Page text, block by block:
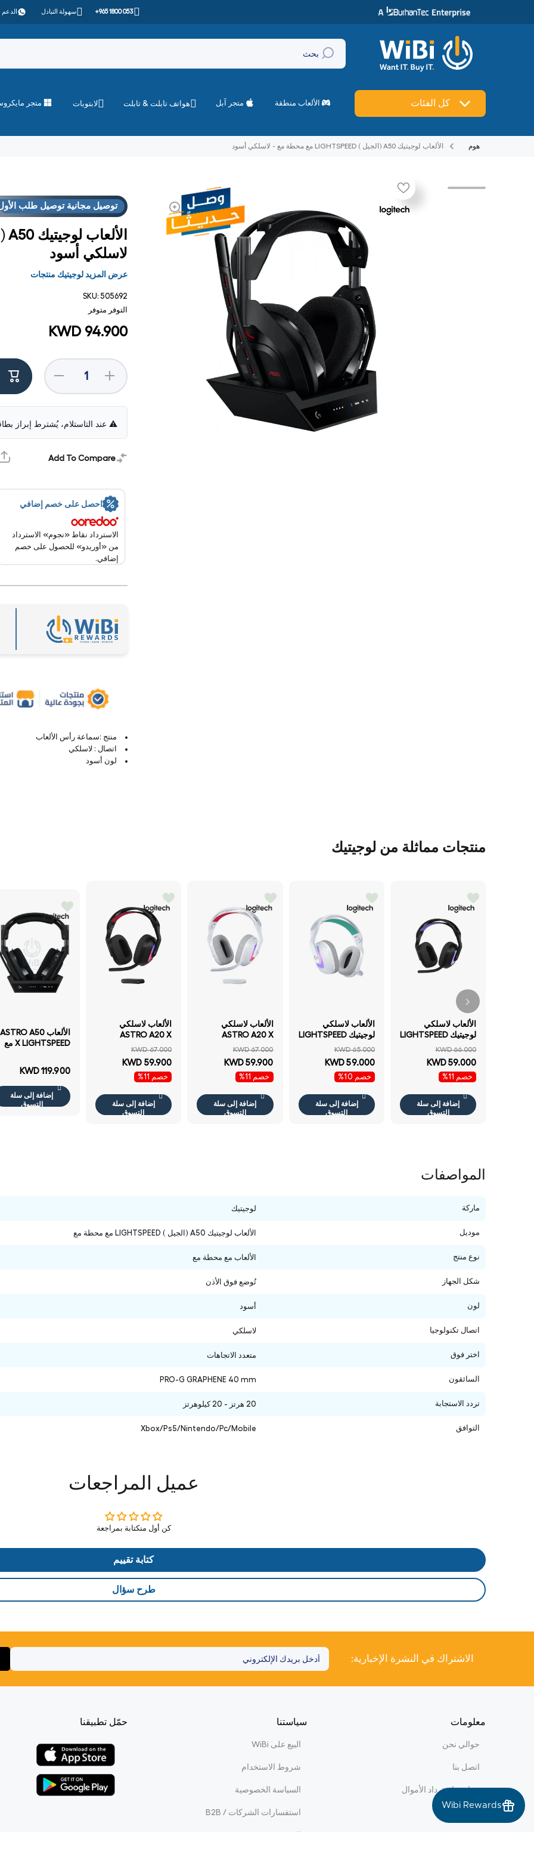
Wibi Rewards
تخطي إلى المحتوى +965 1800 053 سهولة التبادل
بحث
كل الفئات
🔥العروض الألعاب منطقة متجر آبل هواتف تابلت & تابلت لابتوبات متجر
هوم الألعاب لوجيتيك A50 (الجيل ) LIGHTSPEED مع محطة مع - لاسلكي أسود
تخطي إلى منتج معلومات
توصيل مجانية توصيل طلب
لاسلكي أسود
عرض المزيد لوجيتيك منتجات
SKU: 505692
التوفر
متوفر
KWD 94.900
Decrease
quantity for
Logitech
LIGHTSPEED
Gaming
Wireless /
Black
Increase
quantity for
Logitech
LIGHTSPEED
Gaming
Wireless /
Black
⚠️ عند التاستلام، يُشترط إبراز
Add To Compare
احصل على خصم إضافي
الاسترداد نقاط «نجوم» الاسترداد
من «أوريدو» للحصول على خصم
إضافي.
منتج :سماعة رأس الألعاب
اتصال : لاسلكي
لون أسود
منتجات مماثلة من لوجيتيك
الألعاب لاسلكي
لوجيتيك LIGHTSPEED
KWD 66.000
KWD 59.000
خصم 11%
إضافة إلى سلة
التسوق
الألعاب لاسلكي
لوجيتيك LIGHTSPEED
KWD 65.000
KWD 59.000
خصم 10%
إضافة إلى سلة
التسوق
الألعاب لاسلكي
ASTRO A20 X
KWD 67.000
KWD 59.900
خصم 11%
إضافة إلى سلة
التسوق
الألعاب لاسلكي
ASTRO A20 X
KWD 67.000
KWD 59.900
خصم 11%
إضافة إلى سلة
التسوق
الألعاب ASTRO A50
X LIGHTSPEED مع
KWD 119.900
إضافة إلى سلة
التسوق
المواصفات
ماركة لوجيتيك
موديل الألعاب لوجيتيك A50 (الجيل ) LIGHTSPEED مع محطة مع
نوع منتج الألعاب مع محطة مع
شكل الجهاز تُوضع فوق الأذن
لون أسود
اتصال تكنولوجيا لاسلكي
اختر فوق متعدد الاتجاهات
السائقون PRO-G GRAPHENE 40 mm
تردد الاستجابة 20 هرتز - 20 كيلوهرتز
التوافق Xbox/Ps5/Nintendo/Pc/Mobile
عميل المراجعات
كن أول منكتابة بمراجعة
كتابة تقييم
طرح سؤال
الاشتراك في النشرة الإخبارية:
معلومات
حوالي نحن
اتصل بنا
سياسة استرداد الأموال
سياستنا
البيع على WiBi
شروط الاستخدام
السياسة الخصوصية
استفسارات الشركات / B2B
حمّل تطبيقنا